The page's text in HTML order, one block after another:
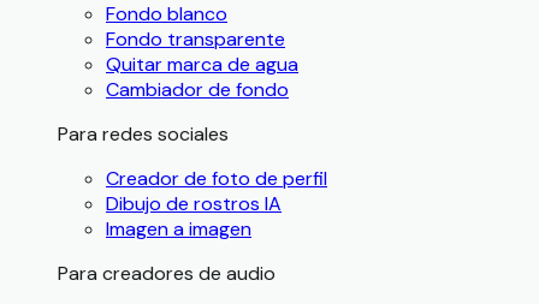
Fondo blanco
Fondo transparente
Quitar marca de agua
Cambiador de fondo
Para redes sociales
Creador de foto de perfil
Dibujo de rostros IA
Imagen a imagen
Para creadores de audio